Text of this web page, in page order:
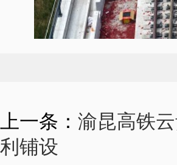
上一条： 渝昆高铁
利铺设